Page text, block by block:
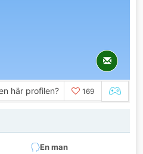
här profilen? 169
En man